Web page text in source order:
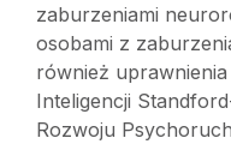
zaburzeniami
osobami z
również uprawnienia
Inteligencji
Rozwoju